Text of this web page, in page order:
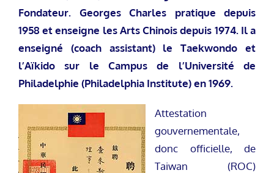
Fondateur. Georges Charles pratique depuis
1958 et enseigne les Arts Chinois depuis 1974.Il a
enseigné (coach assistant) le Taekwondo et
l’Aïkido sur le Campus de l’Université de
Philadelphie (Philadelphia Institute) en 1969.
Attestation
gouvernementale,
donc officielle, de
Taiwan (ROC)